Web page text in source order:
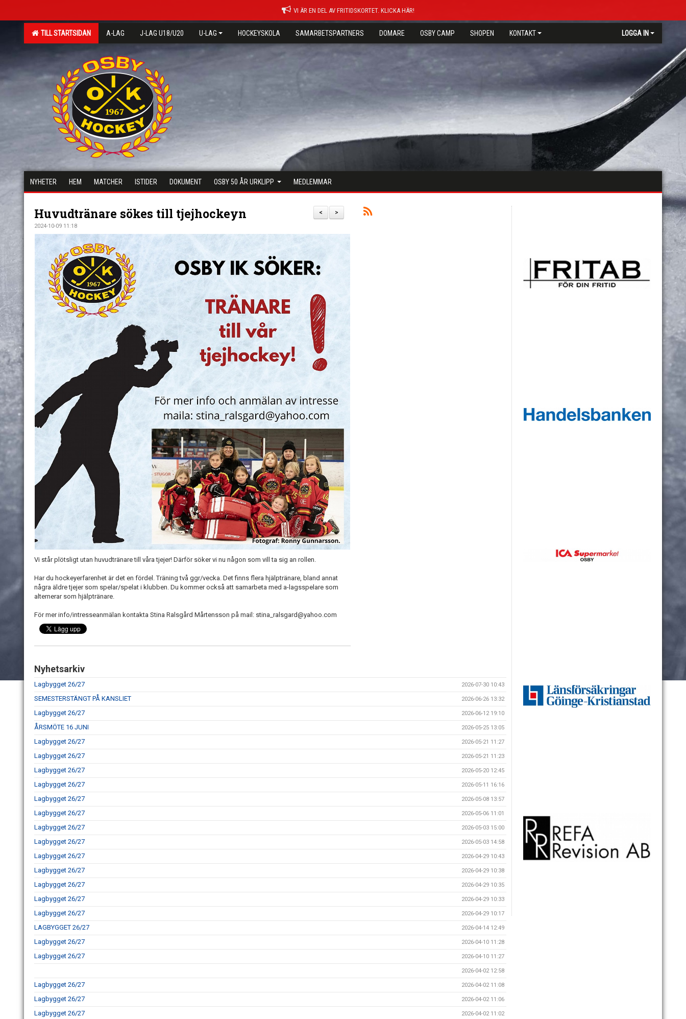
VI ÄR EN DEL AV FRITIDSKORTET. KLICKA HÄR!
TILL STARTSIDAN A-LAG J-LAG U18/U20 U-LAG HOCKEYSKOLA SAMARBETSPARTNERS DOMARE OSBY CAMP SHOPEN KONTAKT LOGGA IN
NYHETER HEM MATCHER ISTIDER DOKUMENT OSBY 50 ÅR URKLIPP MEDLEMMAR
>
<
Huvudtränare sökes till tjejhockeyn
2024-10-09 11:18
Vi står plötsligt utan huvudtränare till våra tjejer! Därför söker vi nu någon som vill ta sig an rollen.
Har du hockeyerfarenhet är det en fördel. Träning två ggr/vecka. Det finns flera hjälptränare, bland annat
några äldre tjejer som spelar/spelat i klubben. Du kommer också att samarbeta med a-lagsspelare som
alternerar som hjälptränare.
För mer info/intresseanmälan kontakta Stina Ralsgård Mårtensson på mail: stina_ralsgard@yahoo.com
Nyhetsarkiv
Lagbygget 26/27 2026-07-30 10:43
SEMESTERSTÄNGT PÅ KANSLIET 2026-06-26 13:32
Lagbygget 26/27 2026-06-12 19:10
ÅRSMÖTE 16 JUNI 2026-05-25 13:05
Lagbygget 26/27 2026-05-21 11:27
Lagbygget 26/27 2026-05-21 11:23
Lagbygget 26/27 2026-05-20 12:45
Lagbygget 26/27 2026-05-11 16:16
Lagbygget 26/27 2026-05-08 13:57
Lagbygget 26/27 2026-05-06 11:01
Lagbygget 26/27 2026-05-03 15:00
Lagbygget 26/27 2026-05-03 14:58
Lagbygget 26/27 2026-04-29 10:43
Lagbygget 26/27 2026-04-29 10:38
Lagbygget 26/27 2026-04-29 10:35
Lagbygget 26/27 2026-04-29 10:33
Lagbygget 26/27 2026-04-29 10:17
LAGBYGGET 26/27 2026-04-14 12:49
Lagbygget 26/27 2026-04-10 11:28
Lagbygget 26/27 2026-04-10 11:27
2026-04-02 12:58
Lagbygget 26/27 2026-04-02 11:08
Lagbygget 26/27 2026-04-02 11:06
Lagbygget 26/27 2026-04-02 11:02